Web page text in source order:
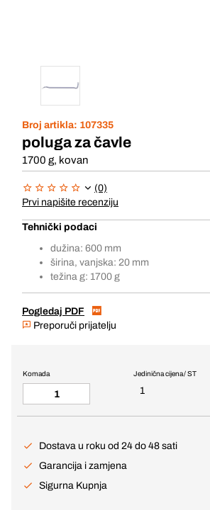
Broj artikla: 107335
poluga za čavle
1700 g, kovan
(0)
Prvi napišite recenziju
Tehnički podaci
dužina: 600 mm
širina, vanjska: 20 mm
težina g: 1700 g
Pogledaj PDF
Preporuči prijatelju
Jedinična cijena / ST
1
Komada
Dostava u roku od 24 do 48 sati
Garancija i zamjena
Sigurna Kupnja